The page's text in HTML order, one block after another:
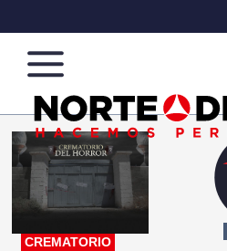
Norte
de
Ciudad
Más
que
noticias,
hacemos periodismo
CREMATORIO